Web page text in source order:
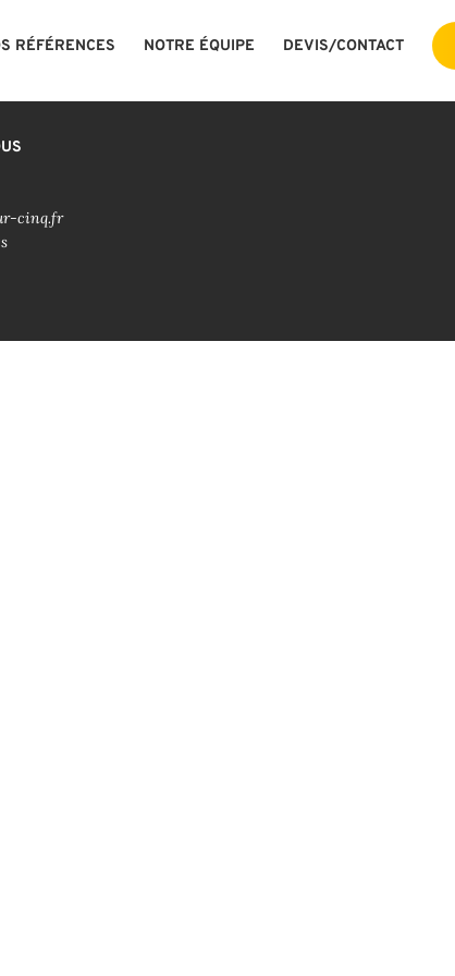
RÉFÉRENCES NOTRE ÉQUIPE DEVIS/CONTACT
cinq.fr